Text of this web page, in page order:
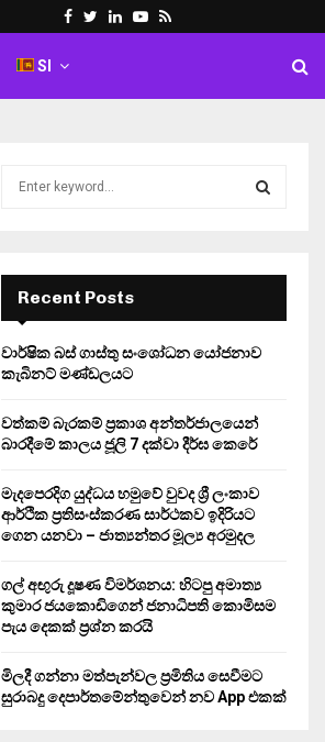
Facebook
Twitter
LinkedinYoutube
Rss
SI
r
:
E
A
R
H
Recent Posts
වාර්ෂික බස් ගාස්තු සංශෝධන යෝජනාව
කැබිනට් මණ්ඩලයට
වත්කම් බැරකම් ප්‍රකාශ අන්තර්ජාලයෙන්
බාරදීමේ කාලය ජූලි 7 දක්වා දීර්ඝ කෙරේ
මැදපෙරදිග යුද්ධය හමුවේ වුවද ශ්‍රී ලංකාව
ආර්ථික ප්‍රතිසංස්කරණ සාර්ථකව ඉදිරියට
ගෙන යනවා – ජාත්‍යන්තර මූල්‍ය අරමුදල
ගල් අඟුරු දූෂණ විමර්ශනය: හිටපු අමාත්‍ය
කුමාර ජයකොඩිගෙන් ජනාධිපති කොමිසම
පැය දෙකක් ප්‍රශ්න කරයි
මිලදී ගන්නා මත්පැන්වල ප්‍රමිතිය සෙවීමට
සුරාබදු දෙපාර්තමේන්තුවෙන් නව App එකක්